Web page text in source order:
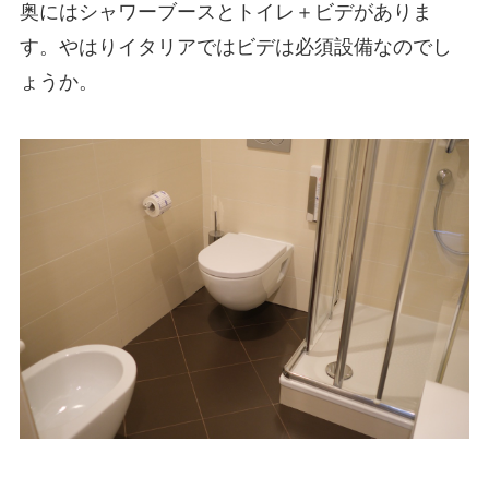
奥にはシャワーブースとトイレ＋ビデがありま
す。やはりイタリアではビデは必須設備なのでし
ょうか。